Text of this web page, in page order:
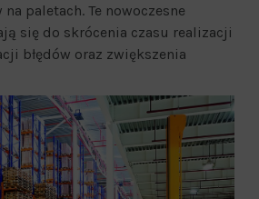
paletach. Te nowoczesne
się do skrócenia czasu realizacji
błędów oraz zwiększenia